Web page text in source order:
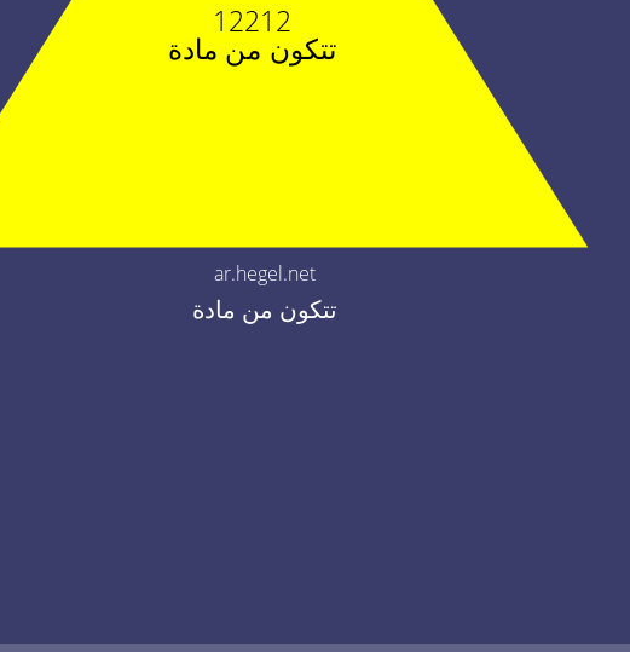
12212
تتكون من مادة
ar.hegel.net
تتكون من مادة